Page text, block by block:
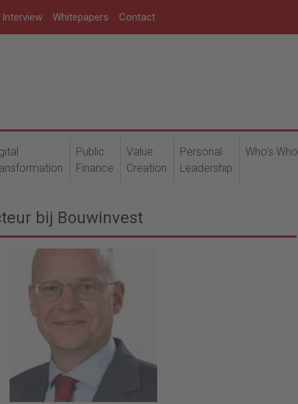
Interview Whitepapers Contact
Public
Finance
Value
Creation
Personal
Leadership
Who's Who
bij Bouwinvest